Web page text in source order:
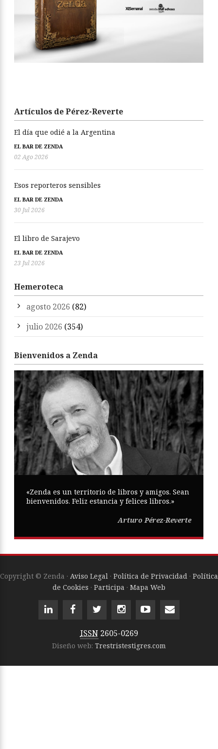
Artículos de Pérez-Reverte
El día que odié a la Argentina
EL BAR DE ZENDA
02 Ago 2026
Esos reporteros sensibles
EL BAR DE ZENDA
30 Jul 2026
El libro de Sarajevo
EL BAR DE ZENDA
23 Jul 2026
Hemeroteca
agosto 2026 (82)
julio 2026 (354)
Bienvenidos a Zenda
«Zenda es un territorio de libros y amigos. Sean
bienvenidos. Feliz estancia y felices libros.»
Arturo Pérez-Reverte
Copyright © Zenda · Aviso Legal · Política de Privacidad · Política
de Cookies · Participa · Mapa Web
ISSN 2605-0269
Diseño web: Trestristestigres.com